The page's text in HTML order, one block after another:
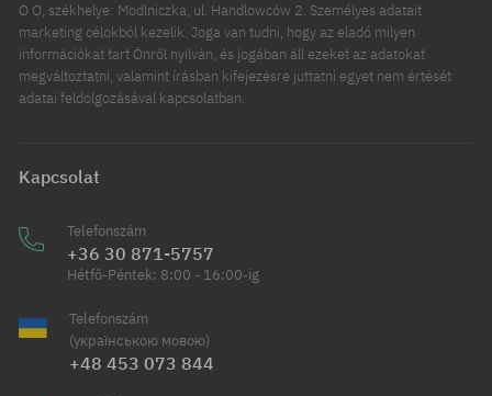
O O, székhelye: Modlniczka, ul. Handlowców 2. Személyes adatait
marketing célokból kezelik. Joga van tudni, hogy az eladó milyen
információkat tart Önről nyilván, és jogában áll ezeket az adatokat
megváltoztatni, valamint írásban kifejezésre juttatni egyet nem értését
adatai feldolgozásával kapcsolatban.
Kapcsolat
Telefonszám
+36 30 871-5757
Hétfő-Péntek: 8:00 - 16:00-ig
Telefonszám
(українською мовою)
+48 453 073 844